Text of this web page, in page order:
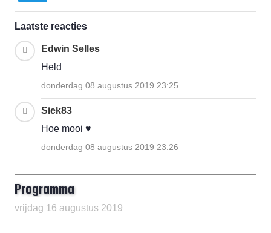
Laatste reacties
Edwin Selles
Held
donderdag 08 augustus 2019 23:25
Siek83
Hoe mooi ♥
donderdag 08 augustus 2019 23:26
Programma
vrijdag 16 augustus 2019